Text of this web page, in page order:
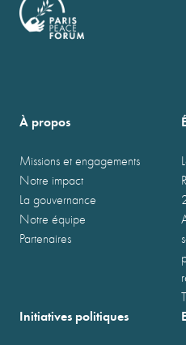
À propos
Missions et engagements
Notre impact
La gouvernance
Notre équipe
Partenaires
Initiatives politiques